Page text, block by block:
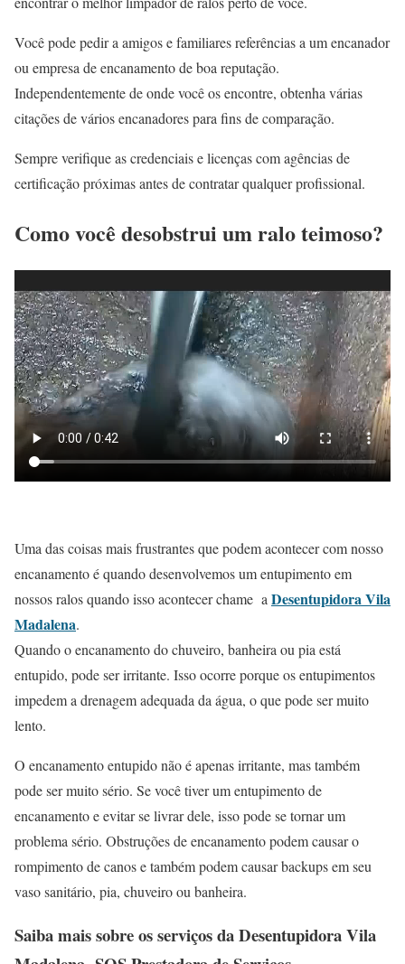
Você pode pedir a amigos e familiares referências a um encanador
ou empresa de encanamento de boa reputação.
Independentemente de onde você os encontre, obtenha várias
citações de vários encanadores para fins de comparação.
Sempre verifique as credenciais e licenças com agências de
certificação próximas antes de contratar qualquer profissional.
Como você desobstrui um ralo teimoso?
Uma das coisas mais frustrantes que podem acontecer com nosso
encanamento é quando desenvolvemos um entupimento em
nossos ralos quando isso acontecer chame a Desentupidora Vila
Madalena.
Quando o encanamento do chuveiro, banheira ou pia está
entupido, pode ser irritante. Isso ocorre porque os entupimentos
impedem a drenagem adequada da água, o que pode ser muito
lento.
O encanamento entupido não é apenas irritante, mas também
pode ser muito sério. Se você tiver um entupimento de
encanamento e evitar se livrar dele, isso pode se tornar um
problema sério. Obstruções de encanamento podem causar o
rompimento de canos e também podem causar backups em seu
vaso sanitário, pia, chuveiro ou banheira.
Saiba mais sobre os serviços daDesentupidora Vila